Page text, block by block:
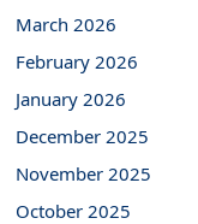
March 2026
February 2026
January 2026
December 2025
November 2025
October 2025